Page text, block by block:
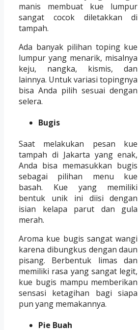
manis membuat kue lumpur
sangat cocok diletakkan di
tampah.
Ada banyak pilihan toping kue
lumpur yang menarik, misalnya
keju, nangka, kismis, dan
lainnya. Untuk variasi topingnya
bisa Anda pilih sesuai dengan
selera.
Bugis
Saat melakukan pesan kue
tampah di Jakarta yang enak,
Anda bisa memasukkan bugis
sebagai pilihan menu kue
basah. Kue yang memiliki
bentuk unik ini diisi dengan
isian kelapa parut dan gula
merah.
Aroma kue bugis sangat wangi
karena dibungkus dengan daun
pisang. Berbentuk limas dan
memiliki rasa yang sangat legit,
kue bugis mampu memberikan
sensasi ketagihan bagi siapa
pun yang memakannya.
Pie Buah